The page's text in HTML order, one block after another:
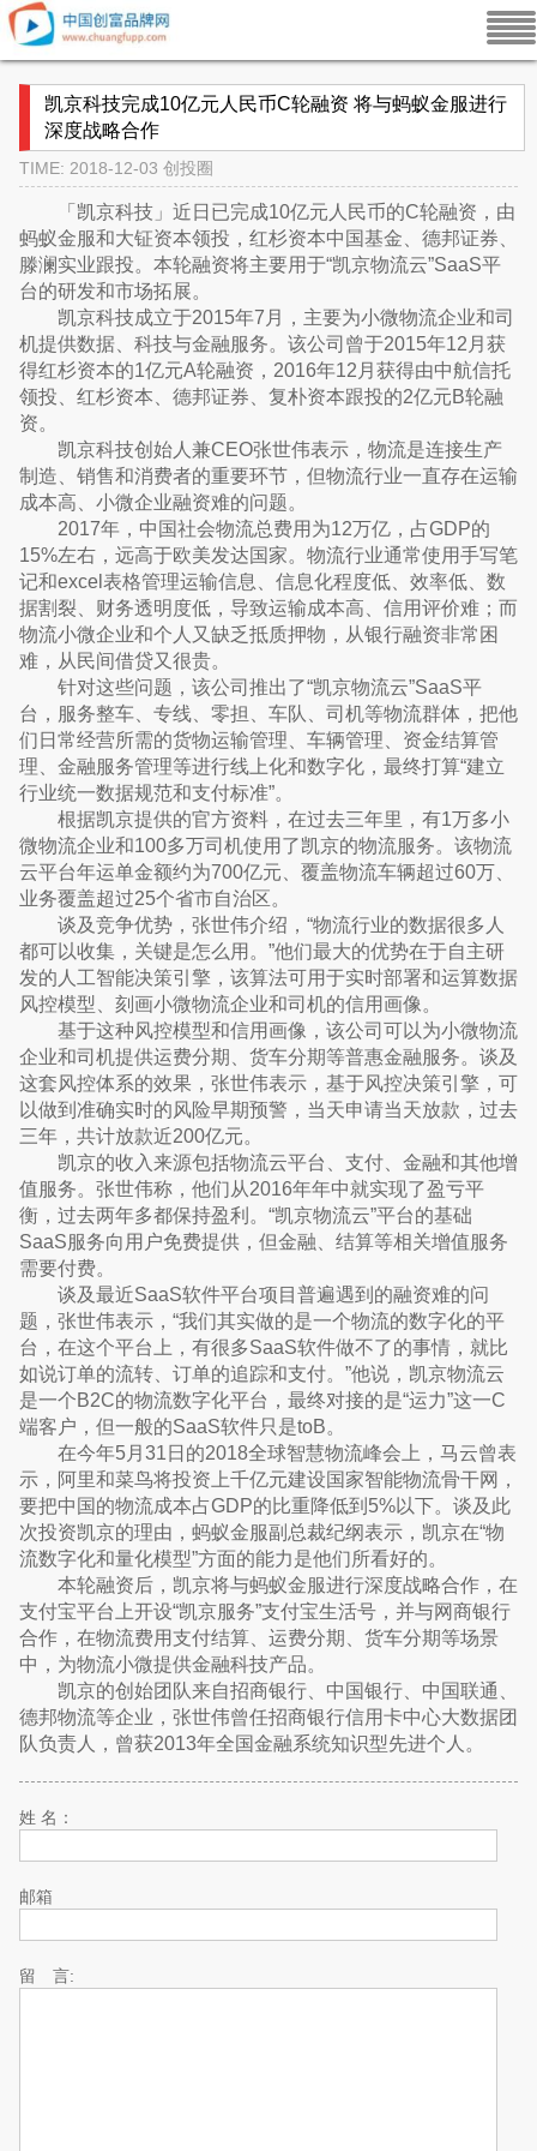
凯京科技完成10亿元人民币C轮融资 将与蚂蚁金服进行
深度战略合作
TIME: 2018-12-03 创投圈
「凯京科技」近日已完成10亿元人民币的C轮融资，由
蚂蚁金服和大钲资本领投，红杉资本中国基金、德邦证券、
滕澜实业跟投。本轮融资将主要用于“凯京物流云”SaaS平
台的研发和市场拓展。
凯京科技成立于2015年7月，主要为小微物流企业和司
机提供数据、科技与金融服务。该公司曾于2015年12月获
得红杉资本的1亿元A轮融资，2016年12月获得由中航信托
领投、红杉资本、德邦证券、复朴资本跟投的2亿元B轮融
资。
凯京科技创始人兼CEO张世伟表示，物流是连接生产
制造、销售和消费者的重要环节，但物流行业一直存在运输
成本高、小微企业融资难的问题。
2017年，中国社会物流总费用为12万亿，占GDP的
15%左右，远高于欧美发达国家。物流行业通常使用手写笔
记和excel表格管理运输信息、信息化程度低、效率低、数
据割裂、财务透明度低，导致运输成本高、信用评价难；而
物流小微企业和个人又缺乏抵质押物，从银行融资非常困
难，从民间借贷又很贵。
针对这些问题，该公司推出了“凯京物流云”SaaS平
台，服务整车、专线、零担、车队、司机等物流群体，把他
们日常经营所需的货物运输管理、车辆管理、资金结算管
理、金融服务管理等进行线上化和数字化，最终打算“建立
行业统一数据规范和支付标准”。
根据凯京提供的官方资料，在过去三年里，有1万多小
微物流企业和100多万司机使用了凯京的物流服务。该物流
云平台年运单金额约为700亿元、覆盖物流车辆超过60万、
业务覆盖超过25个省市自治区。
谈及竞争优势，张世伟介绍，“物流行业的数据很多人
都可以收集，关键是怎么用。”他们最大的优势在于自主研
发的人工智能决策引擎，该算法可用于实时部署和运算数据
风控模型、刻画小微物流企业和司机的信用画像。
基于这种风控模型和信用画像，该公司可以为小微物流
企业和司机提供运费分期、货车分期等普惠金融服务。谈及
这套风控体系的效果，张世伟表示，基于风控决策引擎，可
以做到准确实时的风险早期预警，当天申请当天放款，过去
三年，共计放款近200亿元。
凯京的收入来源包括物流云平台、支付、金融和其他增
值服务。张世伟称，他们从2016年年中就实现了盈亏平
衡，过去两年多都保持盈利。“凯京物流云”平台的基础
SaaS服务向用户免费提供，但金融、结算等相关增值服务
需要付费。
谈及最近SaaS软件平台项目普遍遇到的融资难的问
题，张世伟表示，“我们其实做的是一个物流的数字化的平
台，在这个平台上，有很多SaaS软件做不了的事情，就比
如说订单的流转、订单的追踪和支付。”他说，凯京物流云
是一个B2C的物流数字化平台，最终对接的是“运力”这一C
端客户，但一般的SaaS软件只是toB。
在今年5月31日的2018全球智慧物流峰会上，马云曾表
示，阿里和菜鸟将投资上千亿元建设国家智能物流骨干网，
要把中国的物流成本占GDP的比重降低到5%以下。谈及此
次投资凯京的理由，蚂蚁金服副总裁纪纲表示，凯京在“物
流数字化和量化模型”方面的能力是他们所看好的。
本轮融资后，凯京将与蚂蚁金服进行深度战略合作，在
支付宝平台上开设“凯京服务”支付宝生活号，并与网商银行
合作，在物流费用支付结算、运费分期、货车分期等场景
中，为物流小微提供金融科技产品。
凯京的创始团队来自招商银行、中国银行、中国联通、
德邦物流等企业，张世伟曾任招商银行信用卡中心大数据团
队负责人，曾获2013年全国金融系统知识型先进个人。
姓 名：
邮箱
留 言: